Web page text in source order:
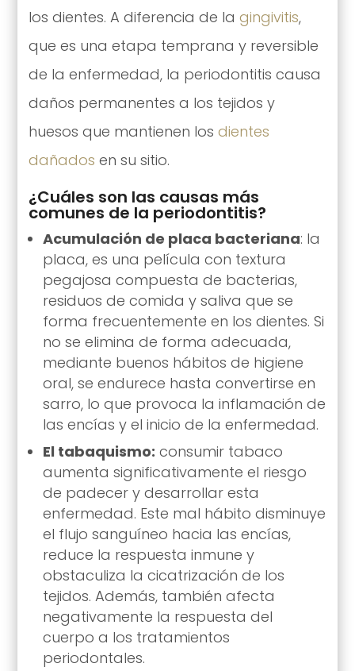
los dientes. A diferencia de la gingivitis,
que es una etapa temprana y reversible
de la enfermedad, la periodontitis causa
daños permanentes a los tejidos y
huesos que mantienen los dientes
dañados en su sitio.
¿Cuáles son las causas más
comunes de la periodontitis?
Acumulación de placa bacteriana: la
placa, es una película con textura
pegajosa compuesta de bacterias,
residuos de comida y saliva que se
forma frecuentemente en los dientes. Si
no se elimina de forma adecuada,
mediante buenos hábitos de higiene
oral, se endurece hasta convertirse en
sarro, lo que provoca la inflamación de
las encías y el inicio de la enfermedad.
El tabaquismo: consumir tabaco
aumenta significativamente el riesgo
de padecer y desarrollar esta
enfermedad. Este mal hábito disminuye
el flujo sanguíneo hacia las encías,
reduce la respuesta inmune y
obstaculiza la cicatrización de los
tejidos. Además, también afecta
negativamente la respuesta del
cuerpo a los tratamientos
periodontales.